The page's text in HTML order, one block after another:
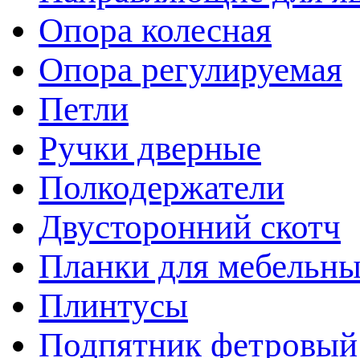
Опора колесная
Опора регулируемая
Петли
Ручки дверные
Полкодержатели
Двусторонний скотч
Планки для
Плинтусы
Подпятник фетровый